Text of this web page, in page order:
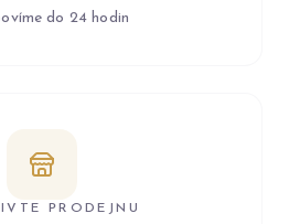
do 24 hodin
PRODEJNU